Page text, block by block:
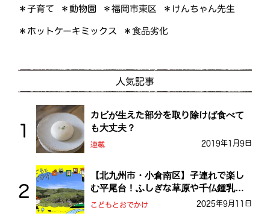
＊子育て ＊動物園 ＊福岡市東区 ＊けんちゃん先生
＊ホットケーキミックス ＊食品劣化
人気記事
カビが生えた部分を取り除けば食べて
も大丈夫？
連載 2019年1月9日
【北九州市・小倉南区】子連れで楽し
む平尾台！ふしぎな草原や千仏鍾乳洞
を探検しよう！
こどもとおでかけ 2025年9月11日